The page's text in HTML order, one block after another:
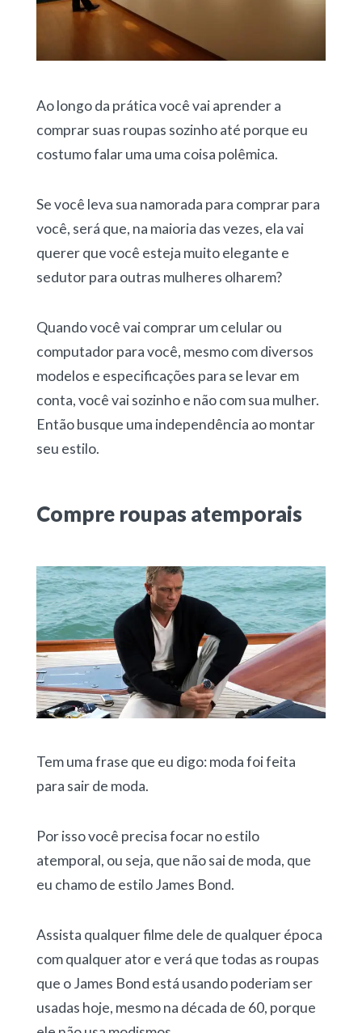
Ao longo da prática você vai aprender a
comprar suas roupas sozinho até porque eu
costumo falar uma uma coisa polêmica.
Se você leva sua namorada para comprar para
você, será que, na maioria das vezes, ela vai
querer que você esteja muito elegante e
sedutor para outras mulheres olharem?
Quando você vai comprar um celular ou
computador para você, mesmo com diversos
modelos e especificações para se levar em
conta, você vai sozinho e não com sua mulher.
Então busque uma independência ao montar
seu estilo.
Compre roupas atemporais
Tem uma frase que eu digo: moda foi feita
para sair de moda.
Por isso você precisa focar no estilo
atemporal, ou seja, que não sai de moda, que
eu chamo de estilo James Bond.
Assista qualquer filme dele de qualquer época
com qualquer ator e verá que todas as roupas
que o James Bond está usando poderiam ser
usadas hoje, mesmo na década de 60, porque